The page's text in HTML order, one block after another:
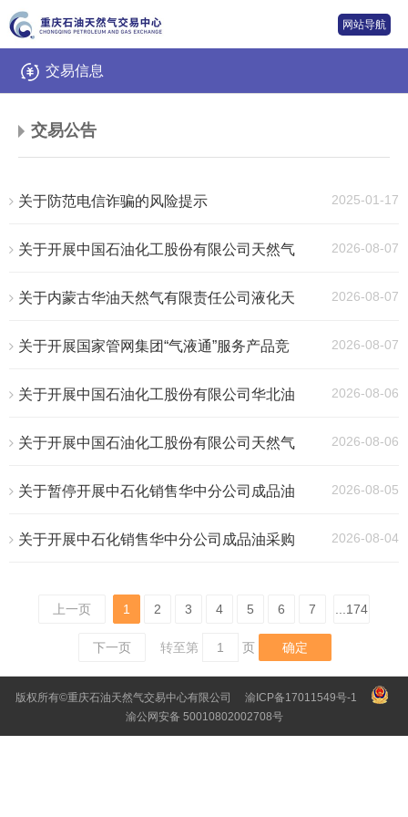
网站导航
交易信息
交易公告
2025-01-17
关于防范电信诈骗的风险提示
2026-08-07
关于开展中国石油化工股份有限公司天然气
散井竞拍交易的公告（2026年第407号）
2026-08-07
关于内蒙古华油天然气有限责任公司液化天
补充公告
2026-08-07
关于开展国家管网集团“气液通”服务产品竞
2026-08-06
关于开展中国石油化工股份有限公司华北油
（2026年第405号）
2026-08-06
关于开展中国石油化工股份有限公司天然气
散井竞拍交易的公告（2026年第404号）
2026-08-05
关于暂停开展中石化销售华中分公司成品油
年第403号）
2026-08-04
关于开展中石化销售华中分公司成品油采购
上一页 1 2 3 4 5 6 7 ...174
下一页 转至第 确定
版权所有©重庆石油天然气交易中心有限公司
渝ICP备17011549号-1
渝公网安备 50010802002708号